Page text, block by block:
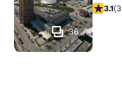
36
3.133.1(